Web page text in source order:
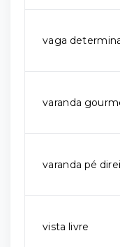
vaga
varanda
varanda pé
vista livre